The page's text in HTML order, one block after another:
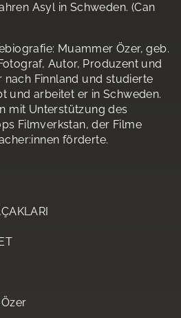
Asyl in Schweden. (Can
Muammer Özer, geb.
Autor, Produzent und
nach Finnland und studierte
und arbeitet er in Schweden.
mit Unterstützung des
Filmverkstan, der Filme
förderte.